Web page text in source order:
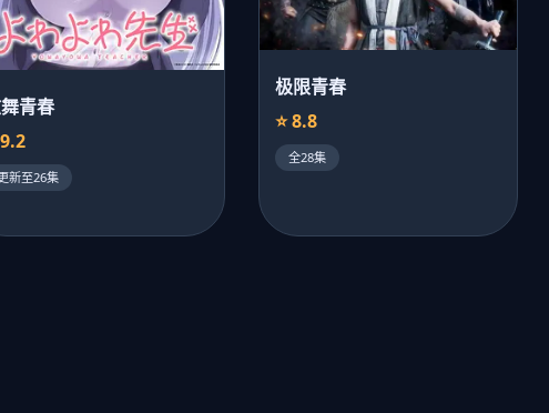
青春
新至26集
极限青春
⭐ 8.8
全28集